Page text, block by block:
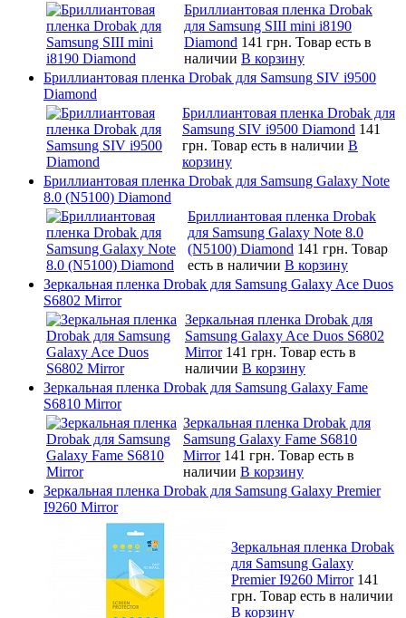
Бриллиантовая пленка Drobak
для Samsung SIII mini i8190
Diamond 141 грн. Товар есть в
наличии В корзину
Бриллиантовая пленка Drobak для Samsung SIV i9500
Diamond
Бриллиантовая пленка Drobak для
Samsung SIV i9500 Diamond 141
грн. Товар есть в наличии В
корзину
Бриллиантовая пленка Drobak для Samsung Galaxy Note
8.0 (N5100) Diamond
Бриллиантовая пленка Drobak
для Samsung Galaxy Note 8.0
(N5100) Diamond 141 грн. Товар
есть в наличии В корзину
Зеркальная пленка Drobak для Samsung Galaxy Ace Duos
S6802 Mirror
Зеркальная пленка Drobak для
Samsung Galaxy Ace Duos S6802
Mirror 141 грн. Товар есть в
наличии В корзину
Зеркальная пленка Drobak для Samsung Galaxy Fame
S6810 Mirror
Зеркальная пленка Drobak для
Samsung Galaxy Fame S6810
Mirror 141 грн. Товар есть в
наличии В корзину
Зеркальная пленка Drobak для Samsung Galaxy Premier
I9260 Mirror
Зеркальная пленка Drobak
для Samsung Galaxy
Premier I9260 Mirror 141
грн. Товар есть в наличии
В корзину